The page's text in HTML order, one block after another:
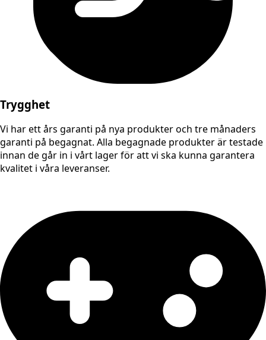
Trygghet
Vi har ett års garanti på nya produkter och tre månaders
garanti på begagnat. Alla begagnade produkter är testade
innan de går in i vårt lager för att vi ska kunna garantera
kvalitet i våra leveranser.